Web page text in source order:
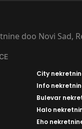
doo Novi Sad,
City
Info
Bulevar
Halo
Eho